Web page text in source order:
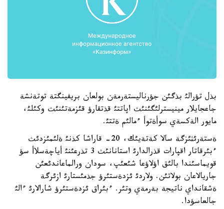
بذل تؤرالئ بذگئن جؤرناليستةرمةن بولعان بريفينگتة توتةنشة
جاعجايلار مينيسترلئگئنئث اپاتتئ قذتقارؤ قئزمةتئنئث وكئلئ،
مايور الةكسةي سوأةتوأ ءمالئم ةتتئ.
ةستةرئثئزگة سالا كةتةيئك، 20- قاراشا كذنئ ةلئمئزدئث
ءبئرقاتار اقپارات قذرالدارئ استانانئث 3 تذرعئنئ أياچةسلاأ سؤ
قويماسئندا بالئق اؤلاؤعا شئعئپ، سودان ورالماعاندئعئن
جاريالاعان بولاتئن. ولاردئ ئزدةستئرؤ جذمئستارئ ازئرگة
ةشقانداي ناتيجة بةرمةي وتئر. ءبئراق ئزدةستئرؤ شارالارئ ءالئ
جالعاسؤدا.